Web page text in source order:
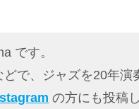
です。
で、ジャズを20年演
の方にも投稿